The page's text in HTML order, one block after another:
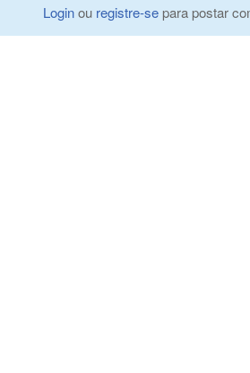
Loginou registre-separa postar